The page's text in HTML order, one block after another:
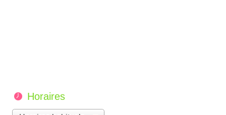
Horaires